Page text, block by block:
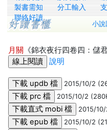
製書需知
分工輸入
聯絡好讀
小說
月關 《錦衣夜行四卷四：儲
說明
2015/10/2
2015/10/2
2015/
2015/10/2